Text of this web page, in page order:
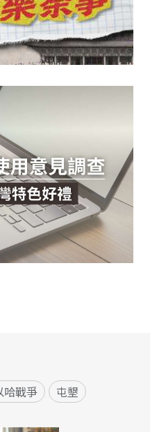
哈戰爭 屯墾